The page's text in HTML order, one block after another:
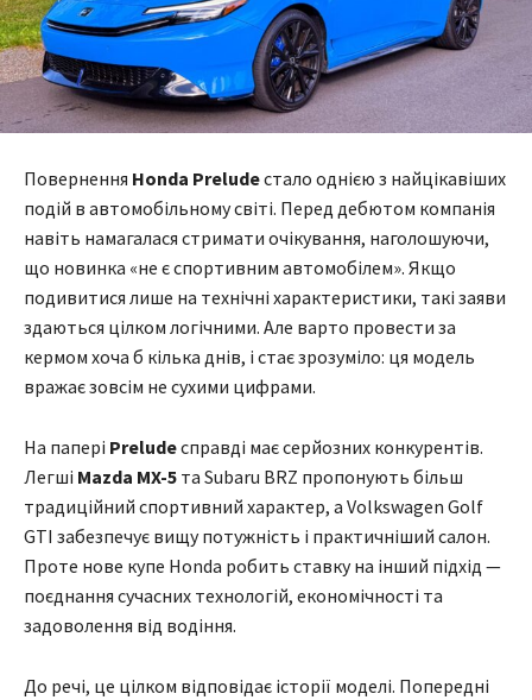
Повернення Honda Preludeстало однією з найцікавіших
подій в автомобільному світі. Перед дебютом компанія
навіть намагалася стримати очікування, наголошуючи,
що новинка «не є спортивним автомобілем». Якщо
подивитися лише на технічні характеристики, такі заяви
здаються цілком логічними. Але варто провести за
кермом хоча б кілька днів, і стає зрозуміло: ця модель
вражає зовсім не сухими цифрами.
На папері Preludeсправді має серйозних конкурентів.
Легші Mazda MX-5 та Subaru BRZ пропонують більш
традиційний спортивний характер, а Volkswagen Golf
GTI забезпечує вищу потужність і практичніший салон.
Проте нове купе Honda робить ставку на інший підхід —
поєднання сучасних технологій, економічності та
задоволення від водіння.
До речі, це цілком відповідає історії моделі. Попередні